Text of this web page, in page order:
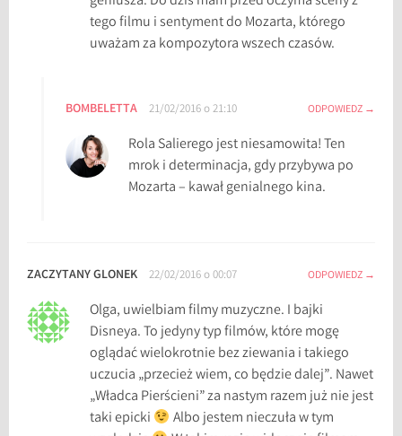
tego filmu i sentyment do Mozarta, którego
uważam za kompozytora wszech czasów.
BOMBELETTA 21/02/2016 o 21:10 ODPOWIEDZ
Rola Salierego jest niesamowita! Ten
mrok i determinacja, gdy przybywa po
Mozarta – kawał genialnego kina.
ZACZYTANY GLONEK 22/02/2016 o 00:07 ODPOWIEDZ
Olga, uwielbiam filmy muzyczne. I bajki
Disneya. To jedyny typ filmów, które mogę
oglądać wielokrotnie bez ziewania i takiego
uczucia „przecież wiem, co będzie dalej”. Nawet
„Władca Pierścieni” za nastym razem już nie jest
taki epicki
Albo jestem nieczuła w tym